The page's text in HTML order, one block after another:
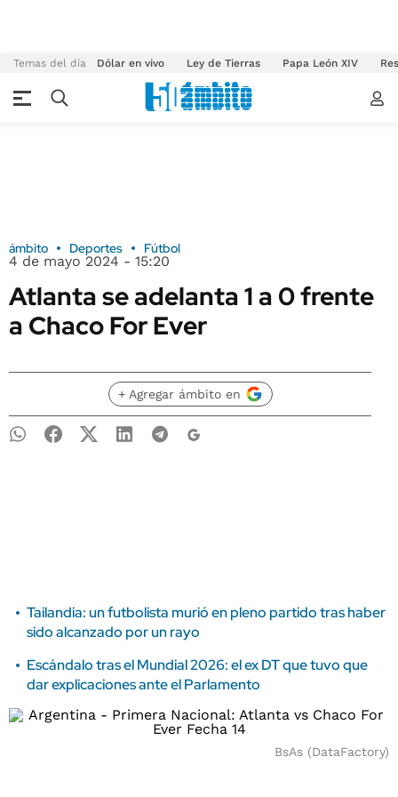
Temas del día Dólar en vivo Ley de Tierras Papa León XIV
ámbito Deportes Fútbol
4 de mayo 2024 - 15:20
Atlanta se adelanta 1 a 0 frente
a Chaco For Ever
+ Agregar ámbito en
Tailandia: un futbolista murió en pleno partido tras haber
sido alcanzado por un rayo
Escándalo tras el Mundial 2026: el ex DT que tuvo que
dar explicaciones ante el Parlamento
BsAs (DataFactory)